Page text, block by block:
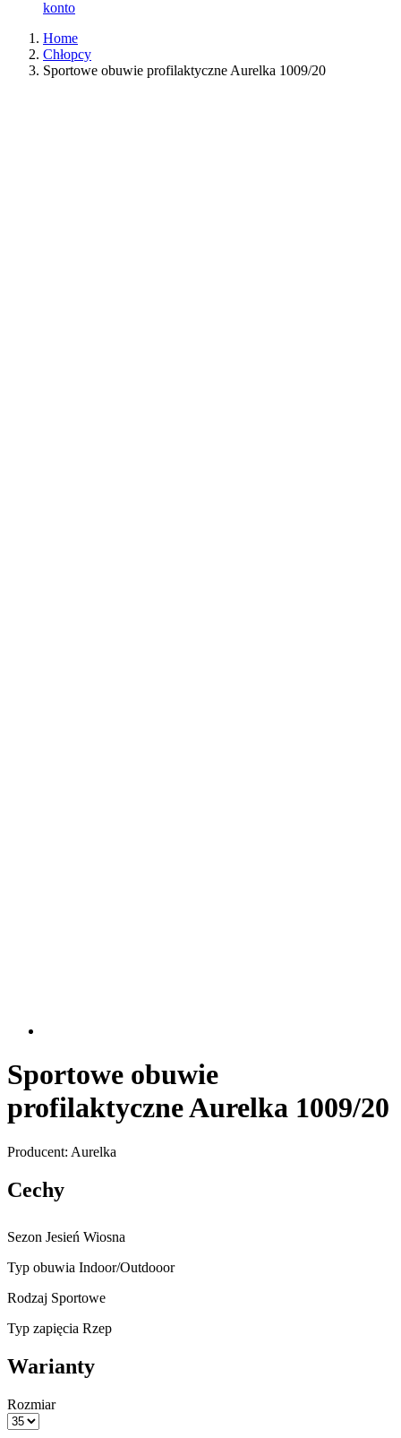
konto
Home
Chłopcy
Sportowe obuwie profilaktyczne Aurelka 1009/20
Sportowe obuwie
profilaktyczne Aurelka 1009/20
Producent: Aurelka
Cechy
Sezon Jesień Wiosna
Typ obuwia Indoor/Outdooor
Rodzaj Sportowe
Typ zapięcia Rzep
Warianty
Rozmiar